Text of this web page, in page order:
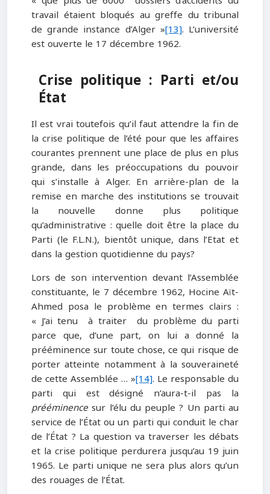
travail étaient bloqués au greffe du tribunal
de grande instance d’Alger »[13]. L’université
est ouverte le 17 décembre 1962.
Crise politique : Parti et/ou
État
Il est vrai toutefois qu’il faut attendre la fin de
la crise politique de l’été pour que les affaires
courantes prennent une place de plus en plus
grande, dans les préoccupations du pouvoir
qui s’installe à Alger. En arrière-plan de la
remise en marche des institutions se trouvait
la nouvelle donne plus politique
qu’administrative : quelle doit être la place du
Parti (le F.L.N.), bientôt unique, dans l’Etat et
dans la gestion quotidienne du pays?
Lors de son intervention devant l’Assemblée
constituante, le 7 décembre 1962, Hocine Aït-
Ahmed posa le problème en termes clairs :
« J’ai tenu à traiter du problème du parti
parce que, d’une part, on lui a donné la
prééminence sur toute chose, ce qui risque de
porter atteinte notamment à la souveraineté
de cette Assemblée … »[14]. Le responsable du
parti qui est désigné n’aura-t-il pas la
prééminence sur l’élu du peuple ? Un parti au
service de l’État ou un parti qui conduit le char
de l’État ? La question va traverser les débats
et la crise politique perdurera jusqu’au 19 juin
1965. Le parti unique ne sera plus alors qu’un
des rouages de l’État.